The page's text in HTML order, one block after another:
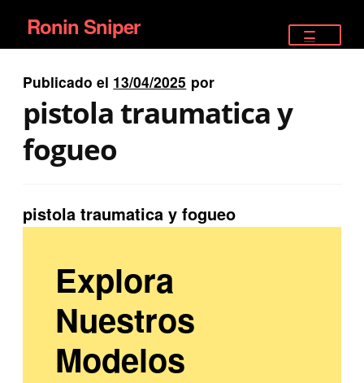
Ir
a
la
navegación
Ir
al
contenido
Ronin Sniper
EQUIPAMIENTO ÉLITE
PISTOLAS
SATELITALES
Publicado el 13/04/2025 por
pistola traumatica y
fogueo
pistola traumatica y fogueo
Explora
Nuestros
Modelos